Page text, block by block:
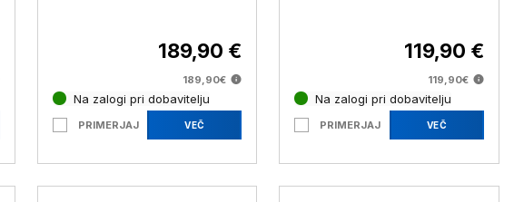
189,90 €
189,90€
Na zalogi pri dobavitelju
PRIMERJAJ VEČ
119,90 €
119,90€
Na zalogi pri dobavitelju
PRIMERJAJ VEČ